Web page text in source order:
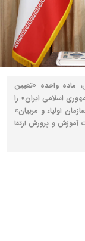
ماده واحده «تعیین
اسلامی ایران» را
اولیاء و مربیان»
آموزش و پرورش ارتقا